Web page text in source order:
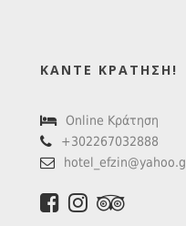
ΚΆΝΤΕ ΚΡΆΤΗΣΗ!
Online Κράτηση
+302267032888